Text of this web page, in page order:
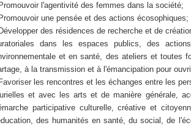
Promouvoir l'agentivité des femmes dans la société;
Promouvoir une pensée et des actions écosophiques;
Développer des résidences de recherche et de
dans les espaces publics, des
et en santé, des ateliers et toutes
à la transmission et à l'émancipation pour
Favoriser les rencontres et les échanges entre les
et avec les arts et de manière générale,
participative culturelle, créative et
des humanités en santé, du social, de